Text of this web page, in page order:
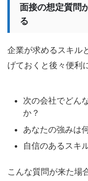
面接の想定質問
る
企業が求めるスキル
げておくと後々便利
次の会社でどん
か？
あなたの強みは
自信のあるスキ
こんな質問が来た場